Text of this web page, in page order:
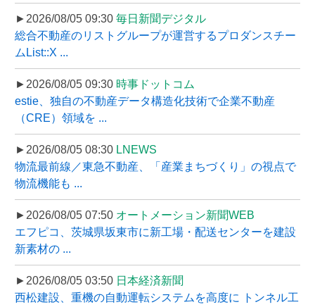
►2026/08/05 09:30 毎日新聞デジタル
総合不動産のリストグループが運営するプロダンスチー
ムList::X ...
►2026/08/05 09:30 時事ドットコム
estie、独自の不動産データ構造化技術で企業不動産
（CRE）領域を ...
►2026/08/05 08:30 LNEWS
物流最前線／東急不動産、「産業まちづくり」の視点で
物流機能も ...
►2026/08/05 07:50 オートメーション新聞WEB
エフピコ、茨城県坂東市に新工場・配送センターを建設
新素材の ...
►2026/08/05 03:50 日本経済新聞
西松建設、重機の自動運転システムを高度に トンネル工